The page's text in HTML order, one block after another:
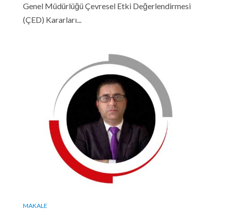
Genel Müdürlüğü Çevresel Etki Değerlendirmesi
(ÇED) Kararları...
MAKALE